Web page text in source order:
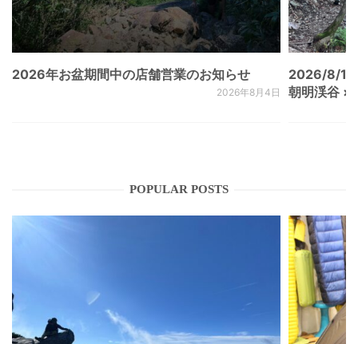
2026年お盆期間中の店舗営業のお知らせ
2026年8月4日
2026/8/
朝明渓谷 ×
POPULAR POSTS